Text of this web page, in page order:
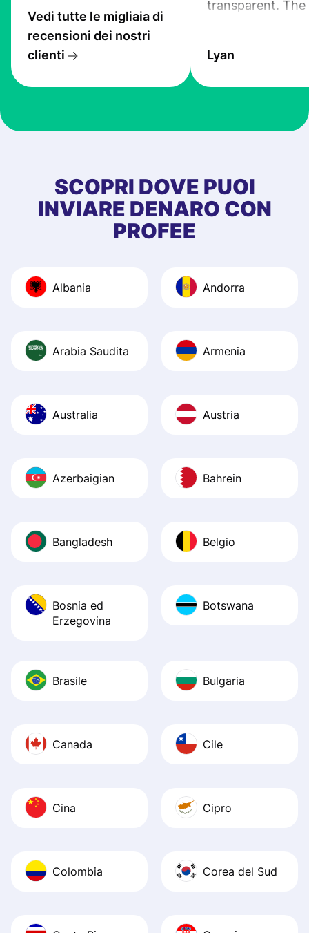
Vedi tutte le migliaia di
recensioni dei nostri
clienti
transparent. The
the exchange
at Profee is very
first started
app, and they
quick to provide
Recommend it!
Lyan
SCOPRI DOVE PUOI
INVIARE DENARO CON
PROFEE
Albania Andorra
Arabia Saudita Armenia
Australia Austria
Azerbaigian Bahrein
Bangladesh Belgio
Bosnia ed
Erzegovina
Botswana
Brasile Bulgaria
Canada Cile
Cina Cipro
Colombia Corea del Sud